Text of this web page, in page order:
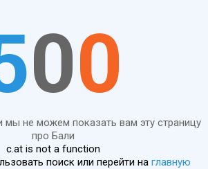
00
мы не можем показать вам эту страницу
про Бали
c.at is not a function
поиск или перейти на главную